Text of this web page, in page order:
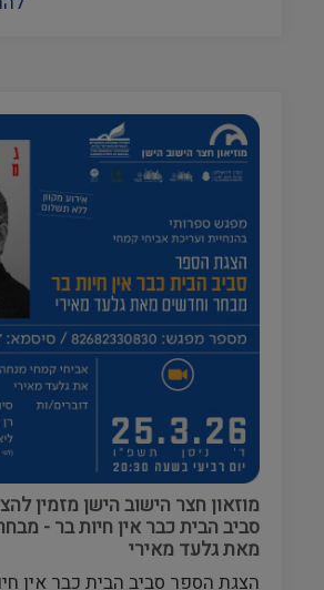
מוזאון חצר הישוב הישן מזמין
סביב הבית כבר אין חיות בר -
מאת גלעד מאירי
הצגת הספר סביב הבית כבר אין